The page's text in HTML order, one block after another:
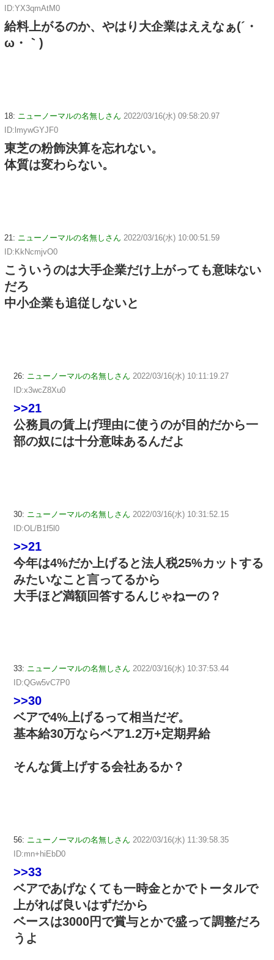
ID:YX3qmAtM0
給料上がるのか、やはり大企業はええなぁ(´・
ω・｀)
18: ニューノーマルの名無しさん 2022/03/16(水) 09:58:20.97
ID:lmywGYJF0
東芝の粉飾決算を忘れない。
体質は変わらない。
21: ニューノーマルの名無しさん 2022/03/16(水) 10:00:51.59
ID:KkNcmjvO0
こういうのは大手企業だけ上がっても意味ない
だろ
中小企業も追従しないと
26: ニューノーマルの名無しさん 2022/03/16(水) 10:11:19.27
ID:x3wcZ8Xu0
>>21
公務員の賃上げ理由に使うのが目的だから一
部の奴には十分意味あるんだよ
30: ニューノーマルの名無しさん 2022/03/16(水) 10:31:52.15
ID:OL/B1f5l0
>>21
今年は4%だか上げると法人税25%カットする
みたいなこと言ってるから
大手ほど満額回答するんじゃねーの？
33: ニューノーマルの名無しさん 2022/03/16(水) 10:37:53.44
ID:QGw5vC7P0
>>30
ベアで4%上げるって相当だぞ。
基本給30万ならベア1.2万+定期昇給
そんな賃上げする会社あるか？
56: ニューノーマルの名無しさん 2022/03/16(水) 11:39:58.35
ID:mn+hiEbD0
>>33
ベアであげなくても一時金とかでトータルで
上がれば良いはずだから
ベースは3000円で賞与とかで盛って調整だろ
うよ